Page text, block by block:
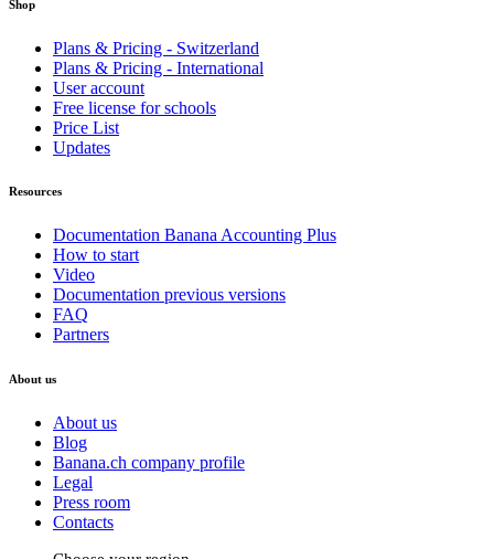
Shop
Plans & Pricing - Switzerland
Plans & Pricing - International
User account
Free license for schools
Price List
Updates
Resources
Documentation Banana Accounting Plus
How to start
Video
Documentation previous versions
FAQ
Partners
About us
About us
Blog
Banana.ch company profile
Legal
Press room
Contacts